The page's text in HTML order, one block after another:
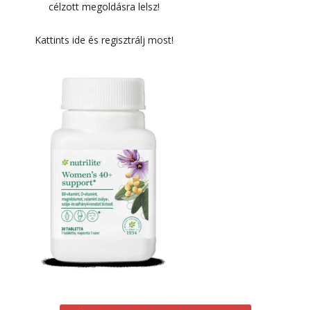
célzott megoldásra lelsz!
Kattints ide és regisztrálj most!